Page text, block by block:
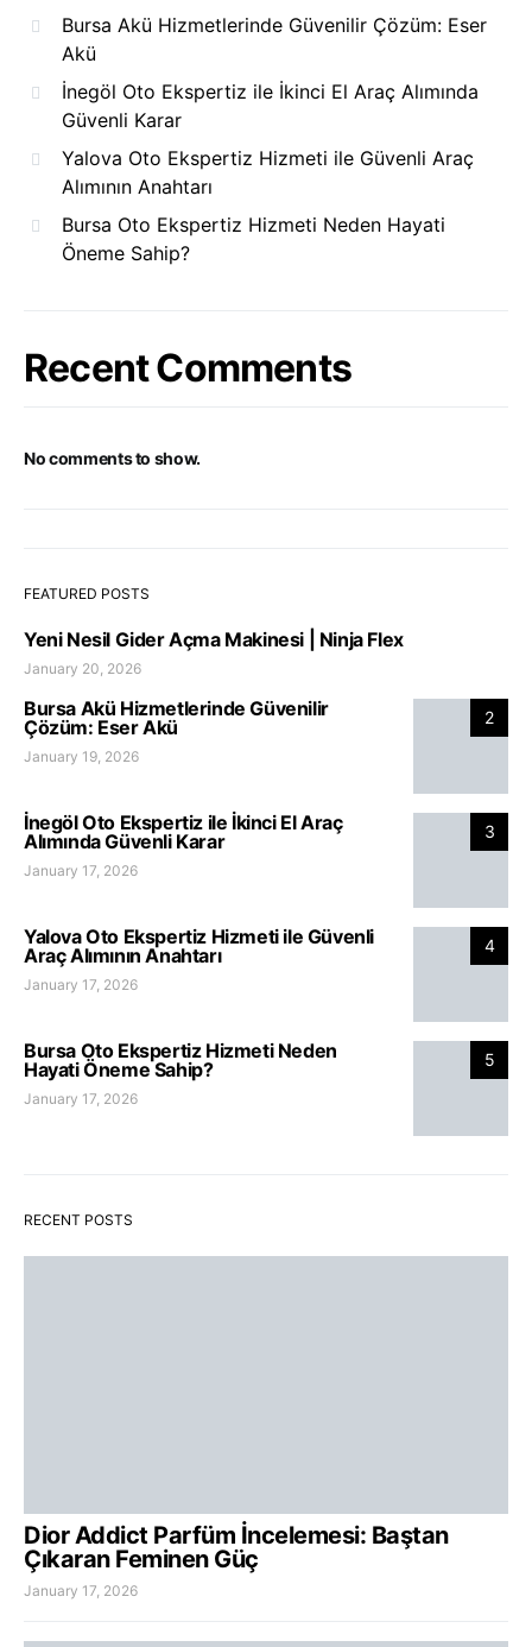
Bursa Akü Hizmetlerinde Güvenilir Çözüm: Eser
Akü
İnegöl Oto Ekspertiz ile İkinci El Araç Alımında
Güvenli Karar
Yalova Oto Ekspertiz Hizmeti ile Güvenli Araç
Alımının Anahtarı
Bursa Oto Ekspertiz Hizmeti Neden Hayati
Öneme Sahip?
Recent Comments
No comments to show.
FEATURED POSTS
Yeni Nesil Gider Açma Makinesi | Ninja Flex
January 20, 2026
2
Bursa Akü Hizmetlerinde Güvenilir
Çözüm: Eser Akü
January 19, 2026
3
İnegöl Oto Ekspertiz ile İkinci El Araç
Alımında Güvenli Karar
January 17, 2026
4
Yalova Oto Ekspertiz Hizmeti ile Güvenli
Araç Alımının Anahtarı
January 17, 2026
5
Bursa Oto Ekspertiz Hizmeti Neden
Hayati Öneme Sahip?
January 17, 2026
RECENT POSTS
Dior Addict Parfüm İncelemesi: Baştan
Çıkaran Feminen Güç
January 17, 2026